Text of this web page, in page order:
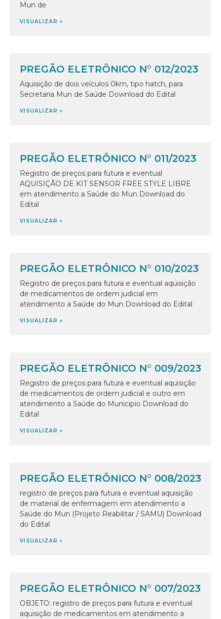
Mun de
VISUALIZAR »
PREGÃO ELETRÔNICO N° 012/2023
Aquisição de dois veículos 0km, tipo hatch, para
Secretaria Mun de Saúde Download do Edital
VISUALIZAR »
PREGÃO ELETRÔNICO N° 011/2023
Registro de preços para futura e eventual
AQUISIÇÃO DE KIT SENSOR FREE STYLE LIBRE
em atendimento a Saúde do Mun Download do
Edital
VISUALIZAR »
PREGÃO ELETRÔNICO N° 010/2023
Registro de preços para futura e eventual aquisição
de medicamentos de ordem judicial em
atendimento a Saúde do Mun Download do Edital
VISUALIZAR »
PREGÃO ELETRÔNICO N° 009/2023
Registro de preços para futura e eventual aquisição
de medicamentos de ordem judicial e outro em
atendimento a Saúde do Municipio Download do
Edital
VISUALIZAR »
PREGÃO ELETRÔNICO N° 008/2023
registro de preços para futura e eventual aquisição
de material de enfermagem em atendimento a
Saúde do Mun (Projeto Reabilitar / SAMU) Download
do Edital
VISUALIZAR »
PREGÃO ELETRÔNICO N° 007/2023
OBJETO: registro de preços para futura e eventual
aquisição de medicamentos em atendimento a